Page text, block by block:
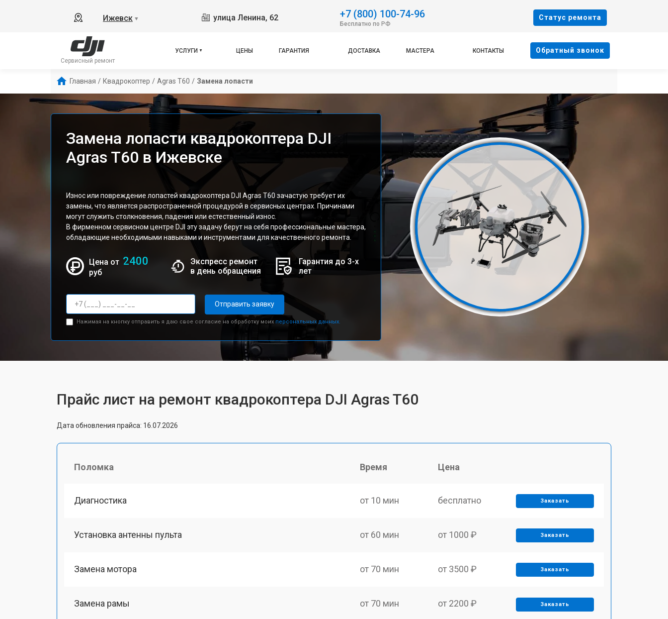
Ижевск ▼ улица Ленина, 62 +7 (800) 100-74-96
Бесплатно по РФ
Cтатус ремонта
Сервисный ремонт
УСЛУГИ ЦЕНЫ ГАРАНТИЯ ДОСТАВКА МАСТЕРА КОНТАКТЫ Oбратный звонок
Главная / Квадрокоптер / Agras T60 / Замена лопасти
Замена лопасти квадрокоптера DJI
Agras T60 в Ижевске
Износ или повреждение лопастей квадрокоптера DJI Agras T60 зачастую требует их
замены, что является распространенной процедурой в сервисных центрах. Причинами
могут служить столкновения, падения или естественный износ.
В фирменном сервисном центре DJI эту задачу берут на себя профессиональные мастера,
обладающие необходимыми навыками и инструментами для качественного ремонта.
Цена от 2400
руб
Экспресс ремонт
в день обращения
Гарантия до 3-х
лет
Отправить заявку
Нажимая на кнопку отправить я даю свое согласие на обработку моих персональных данных.
Прайс лист на ремонт квадрокоптера DJI Agras T60
Дата обновления прайса: 16.07.2026
Поломка Время Цена
Диагностика от 10 мин бесплатно Заказать
Установка антенны пульта от 60 мин от 1000 ₽ Заказать
Замена мотора от 70 мин от 3500 ₽ Заказать
Замена рамы от 70 мин от 2200 ₽ Заказать